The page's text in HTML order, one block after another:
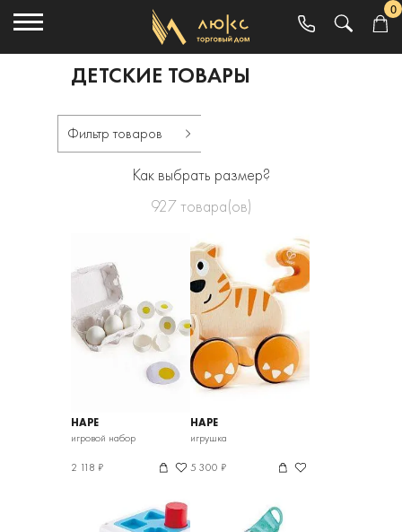
0
ДЕТСКИЕ ТОВАРЫ
Фильтр товаров
Как выбрать размер?
927товара(ов)
HAPE
игровой набор
2 118 ₽
HAPE
игрушка
5 300 ₽